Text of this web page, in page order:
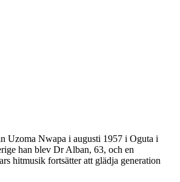
Uzoma Nwapa i augusti 1957 i Oguta i
han blev Dr Alban, 63, och en
hitmusik fortsätter att glädja generation